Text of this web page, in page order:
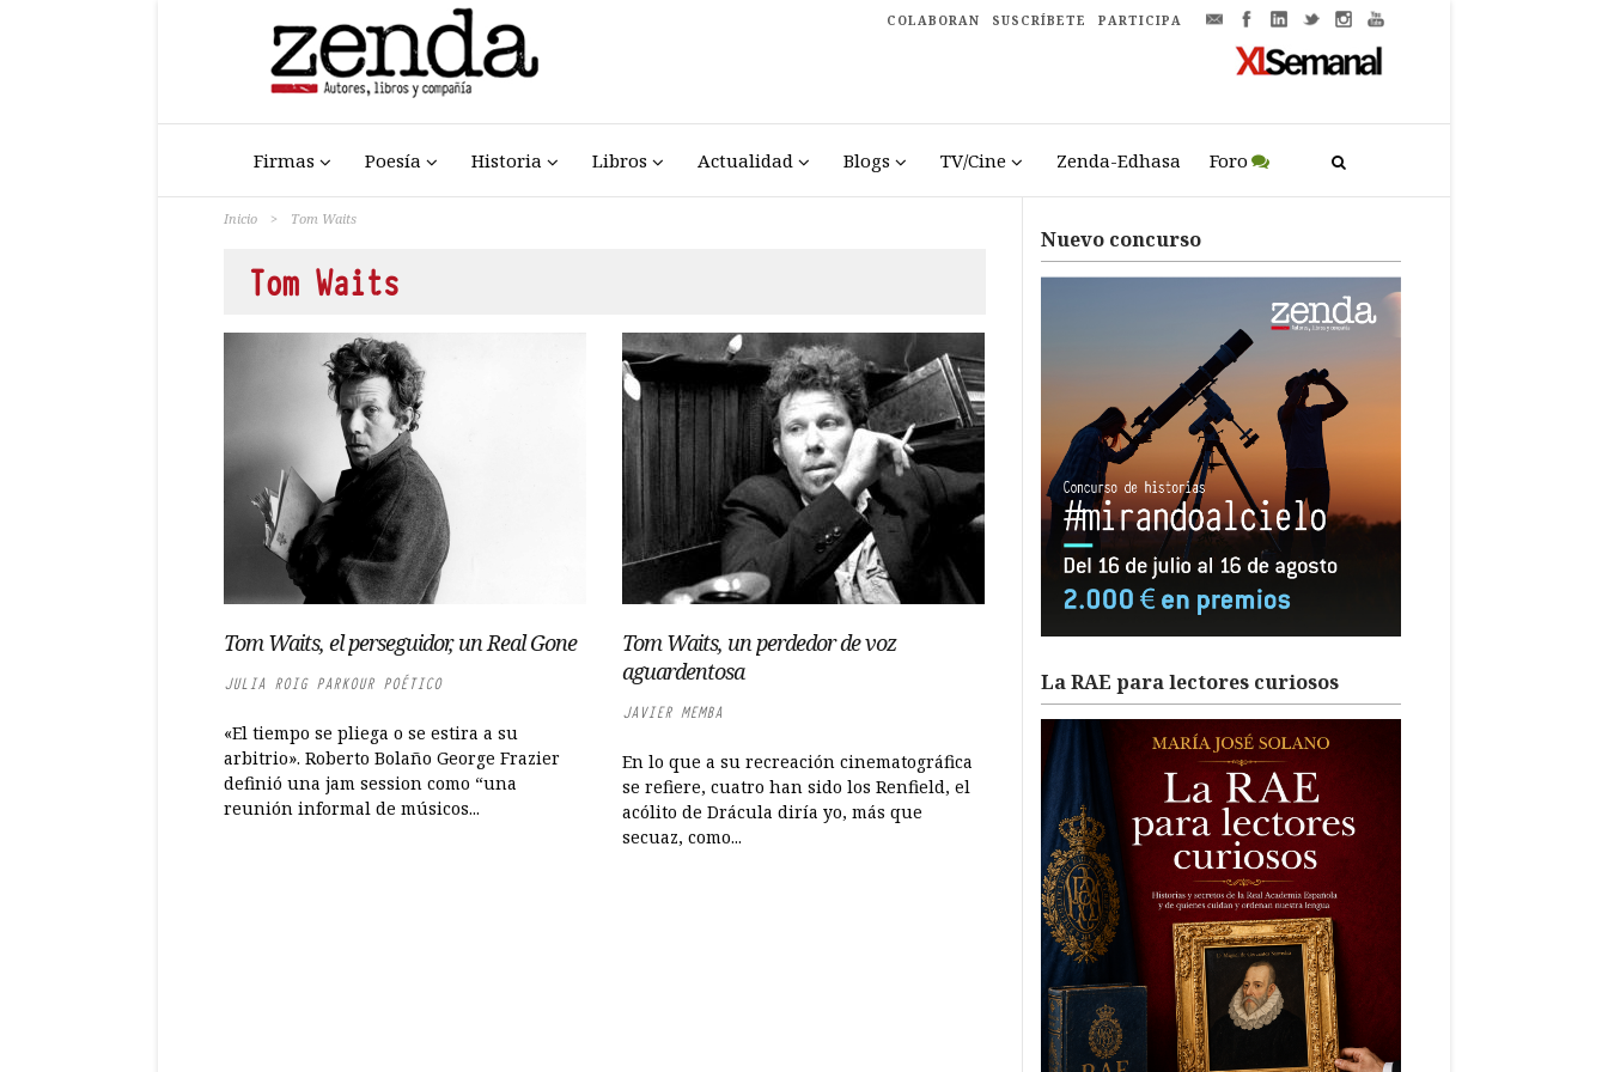
COLABORAN SUSCRÍBETE PARTICIPA
Firmas Poesía Historia Libros Actualidad Blogs TV/Cine Zenda-Edhasa Foro
Inicio > Tom Waits
Tom Waits
Tom Waits, el perseguidor, un Real Gone
JULIA ROIG PARKOUR POÉTICO
«El tiempo se pliega o se estira a su
arbitrio». Roberto Bolaño George Frazier
definió una jam session como “una
reunión informal de músicos...
Tom Waits, un perdedor de voz
aguardentosa
JAVIER MEMBA
En lo que a su recreación cinematográfica
se refiere, cuatro han sido los Renfield, el
acólito de Drácula diría yo, más que
secuaz, como...
Nuevo concurso
La RAE para lectores curiosos